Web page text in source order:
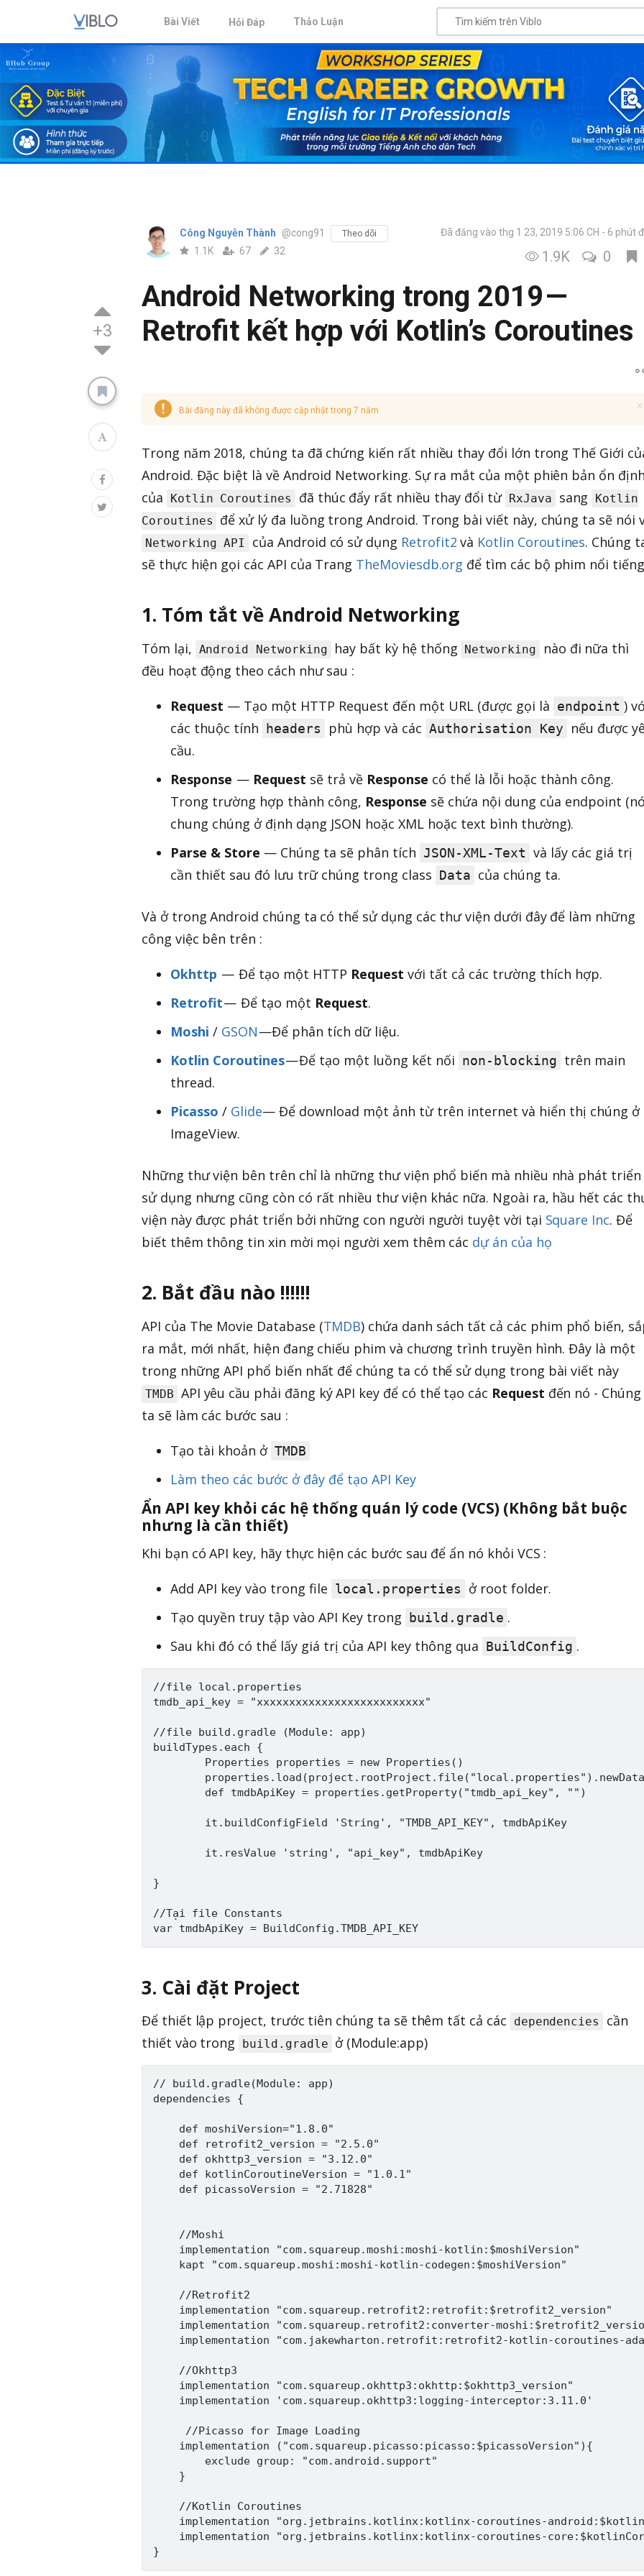
Bài Viết Hỏi Đáp Thảo Luận
+3
Công Nguyễn Thành @cong91 Theo dõi
1.1K 67 32
Đã đăng vào thg 1 23, 2019 5:06 CH 6 phút
1.9K 0
Android Networking trong 2019 —
Retrofit kết hợp với Kotlin’s Coroutines
Bài đăng này đã không được cập nhật trong 7 năm
Trong năm 2018, chúng ta đã chứng kiến rất nhiều thay đổi lớn trong Thế Giới
Android. Đặc biệt là về Android Networking. Sự ra mắt của một phiên bản ổn
của
Kotlin Coroutines đã thúc đẩy rất nhiều thay đổi từ RxJava sang
Kotlin
Coroutines
để xử lý đa luồng trong Android. Trong bài viết này, chúng ta sẽ nói
Networking API của Android có sử dụng Retrofit2 và Kotlin Coroutines. Chúng
sẽ thực hiện gọi các API của Trang TheMoviesdb.org để tìm các bộ phim nổi
1. Tóm tắt về Android Networking
Tóm lại, Android Networking hay bất kỳ hệ thống Networking
nào đi nữa thì
đều hoạt động theo cách như sau :
Request — Tạo một HTTP Request đến một URL (được gọi là endpoint )
các thuộc tính headers phù hợp và các Authorisation Key
nếu được
cầu.
Response — Request sẽ trả về Response có thể là lỗi hoặc thành công.
Trong trường hợp thành công, Response sẽ chứa nội dung của endpoint
chung chúng ở định dạng JSON hoặc XML hoặc text bình thường).
Parse & Store — Chúng ta sẽ phân tích JSON-XML-Text và lấy các giá trị
cần thiết sau đó lưu trữ chúng trong class Data của chúng ta.
Và ở trong Android chúng ta có thể sử dụng các thư viện dưới đây để làm những
công việc bên trên :
Okhttp — Để tạo một HTTP Request với tất cả các trường thích hợp.
Retrofit— Để tạo một Request.
Moshi / GSON—Để phân tích dữ liệu.
Kotlin Coroutines— Để tạo một luồng kết nối non-blocking trên main
thread.
Picasso / Glide— Để download một ảnh từ trên internet và hiển thị chúng ở
ImageView.
Những thư viện bên trên chỉ là những thư viện phổ biến mà nhiều nhà phát triển
sử dụng nhưng cũng còn có rất nhiều thư viện khác nữa. Ngoài ra, hầu hết các
viện này được phát triển bởi những con người người tuyệt vời tại Square Inc. Để
biết thêm thông tin xin mời mọi người xem thêm các dự án của họ
2. Bắt đầu nào !!!!!!
API của The Movie Database (TMDB) chứa danh sách tất cả các phim phổ biến,
ra mắt, mới nhất, hiện đang chiếu phim và chương trình truyền hình. Đây là một
trong những API phổ biến nhất để chúng ta có thể sử dụng trong bài viết này
TMDB API yêu cầu phải đăng ký API key để có thể tạo các Request đến nó - Chúng
ta sẽ làm các bước sau :
Tạo tài khoản ở TMDB
Làm theo các bước ở đây để tạo API Key
Ẩn API key khỏi các hệ thống quán lý code (VCS) (Không bắt buộc
nhưng là cần thiết)
Khi bạn có API key, hãy thực hiện các bước sau để ẩn nó khỏi VCS :
Add API key vào trong file local.properties
ở root folder.
Tạo quyền truy tập vào API Key trong
build.gradle .
Sau khi đó có thể lấy giá trị của API key thông qua BuildConfig .
//file local.properties
tmdb_api_key = "xxxxxxxxxxxxxxxxxxxxxxxxxx"
//file build.gradle (Module: app)
buildTypes.each {
        Properties properties = new Properties()
        def tmdbApiKey = properties.getProperty("tmdb_api_key", "")
        it.buildConfigField 'String', "TMDB_API_KEY", tmdbApiKey
        it.resValue 'string', "api_key", tmdbApiKey
}
//Tại file Constants
3. Cài đặt Project
Để thiết lập project, trước tiên chúng ta sẽ thêm tất cả các dependencies
cần
thiết vào trong
build.gradle ở (Module:app)
// build.gradle(Module: app)
dependencies {
    def moshiVersion="1.8.0"
    def retrofit2_version = "2.5.0"
    def okhttp3_version = "3.12.0"
    def kotlinCoroutineVersion = "1.0.1"
    def picassoVersion = "2.71828"
    //Moshi
    implementation "com.squareup.moshi:moshi-kotlin:$moshiVersion"
    kapt "com.squareup.moshi:moshi-kotlin-codegen:$moshiVersion"
    //Retrofit2
    implementation "com.squareup.retrofit2:retrofit:$retrofit2_version"
implementation "com.squareup.retrofit2:converter-
implementation "com.jakewharton.retrofit:retrofit2-kotlin-coroutines-
    //Okhttp3
    implementation "com.squareup.okhttp3:okhttp:$okhttp3_version"
    implementation 'com.squareup.okhttp3:logging-interceptor:3.11.0'
     //Picasso for Image Loading
    implementation ("com.squareup.picasso:picasso:$picassoVersion"){
        exclude group: "com.android.support"
    }
    //Kotlin Coroutines
implementation "org.jetbrains.kotlinx:kotlinx-coroutines-
implementation "org.jetbrains.kotlinx:kotlinx-coroutines-